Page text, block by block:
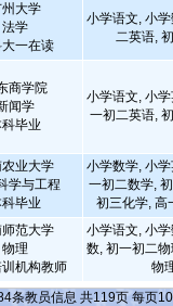
州大学
法学
一在读
小学语文, 小
二英语,
商学院
闻学
毕业
小学语文, 小
一初二英语,
业大学
学与工程
毕业
小学数学, 小
一初二数学,
初三化学, 高
范大学
物理
机构教师
小学语文, 小
数, 初一初二
物
条教员信息 共119页 每页10